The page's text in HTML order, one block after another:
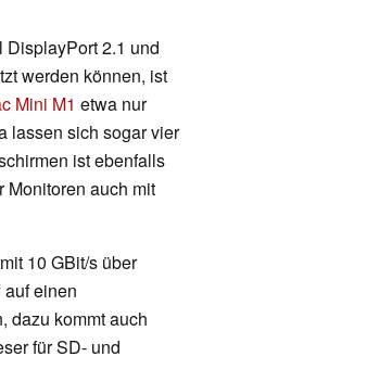
2.1 und
werden können, ist
Mini M1 etwa nur
lassen sich sogar vier
ist ebenfalls
auch mit
10 GBit/s über
einen
dazu kommt auch
für SD- und